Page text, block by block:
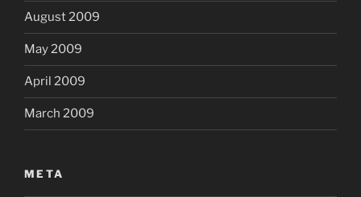
August 2009
May 2009
April 2009
March 2009
META